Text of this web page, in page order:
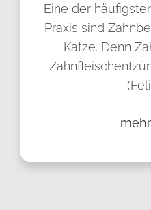
Eine der
Praxis sind
Katze. Denn